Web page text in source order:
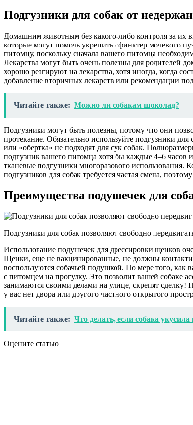
Подгузники для собак от
Домашним животным без какого-либо контроля за их
которые могут помочь укрепить сфинктер мочевого
питомцу, поскольку сначала вашего питомца
Лекарства могут быть очень полезны для родителей
хорошо реагируют на лекарства, хотя иногда, когда
добавление вторичных лекарств или рекомендации
Читайте также: Можно ли собакам шоколад?
Подгузники могут быть полезны, потому что они
протекание. Обязательно используйте подгузники
или «обертка» не подходят для сук собак.
подгузник вашего питомца хотя бы каждые 4–6 часов
тканевые подгузники многоразового
подгузников для собак требуется частая смена,
Преимущества подушечек для
Подгузники для собак позволяют свободно
Использование подушечек для дрессировки щенков
Щенки, еще не вакцинированные, не должны
воспользуются собачьей подушкой. По мере того,
с питомцем на прогулку. Это позволит вашей собаке
занимаются своими делами на улице, скрепят
у вас нет двора или другого частного открытого
Читайте также: Что делать, если собака
Оцените статью